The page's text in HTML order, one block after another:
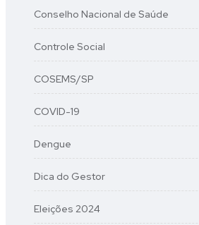
Conselho Nacional de Saúde
Controle Social
COSEMS/SP
COVID-19
Dengue
Dica do Gestor
Eleições 2024